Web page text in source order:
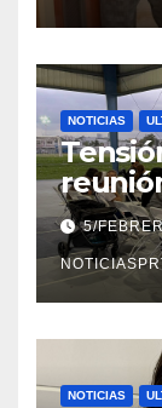
NOTICIAS
5/
NOTICIAS